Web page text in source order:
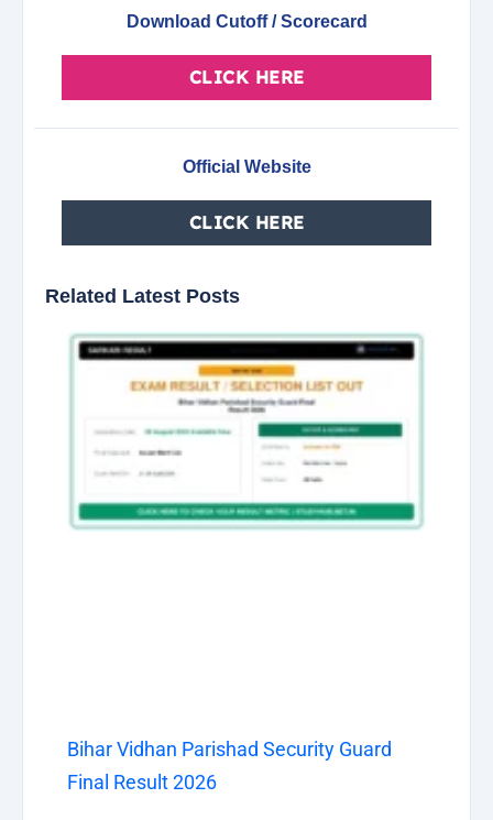
Download Cutoff / Scorecard
CLICK HERE
Official Website
CLICK HERE
Related Latest Posts
Bihar Vidhan Parishad Security Guard
Final Result 2026